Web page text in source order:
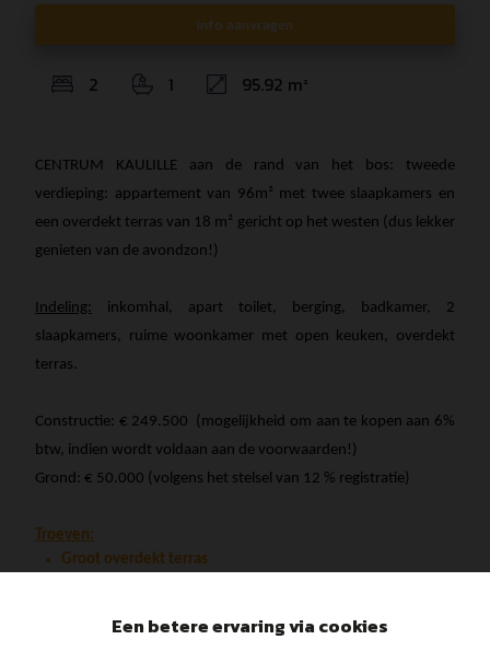
Een betere ervaring via cookies
Info aanvragen
2 1 95.92 m²
CENTRUM KAULILLE aan de rand van het bos: tweede
verdieping: appartement van 96m² met twee slaapkamers en
een overdekt terras van 18 m² gericht op het westen (dus lekker
genieten van de avondzon!)
Indeling: inkomhal, apart toilet, berging, badkamer, 2
slaapkamers, ruime woonkamer met open keuken, overdekt
terras.
Constructie: € 249.500 (mogelijkheid om aan te kopen aan 6%
btw, indien wordt voldaan aan de voorwaarden!)
Grond: € 50.000 (volgens het stelsel van 12 % registratie)
Troeven:
Groot overdekt terras
Vloerverwarming